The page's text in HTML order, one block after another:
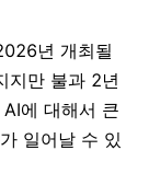
년 개최될
지만 불과 2년
에 대해서 큰
일어날 수 있